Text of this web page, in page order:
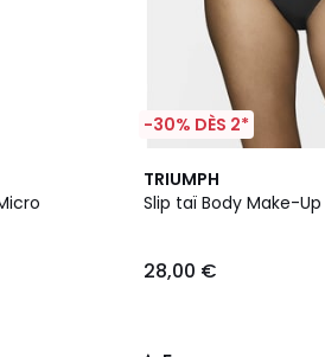
-30% DÈS 2*
TRIUMPH
Slip taï Body Make-
28,00 €
5
/